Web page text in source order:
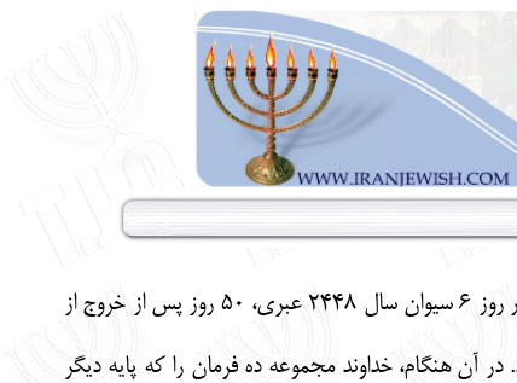
شاووعوت از اعياد سه گانه يهود است كه هر فرد يهودي موظف بود در اين اعياد به زيارت بت هميقداش برود. در روز 6 سيوان سال 2448 عبري، 50 روز پس از خروج از
آن هنگام، خداوند مجموعه ده فرمان را كه پايه ديگر